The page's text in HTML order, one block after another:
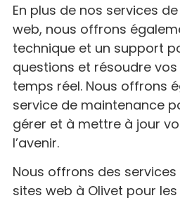
En plus de nos services
web, nous offrons
technique et un support
questions et résoudre
temps réel. Nous offrons
service de maintenance
gérer et à mettre à jour
l’avenir.
Nous offrons des
sites web à Olivet pour